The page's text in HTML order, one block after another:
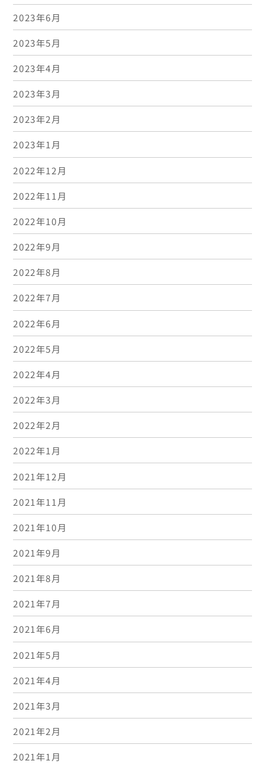
2023年6月
2023年5月
2023年4月
2023年3月
2023年2月
2023年1月
2022年12月
2022年11月
2022年10月
2022年9月
2022年8月
2022年7月
2022年6月
2022年5月
2022年4月
2022年3月
2022年2月
2022年1月
2021年12月
2021年11月
2021年10月
2021年9月
2021年8月
2021年7月
2021年6月
2021年5月
2021年4月
2021年3月
2021年2月
2021年1月